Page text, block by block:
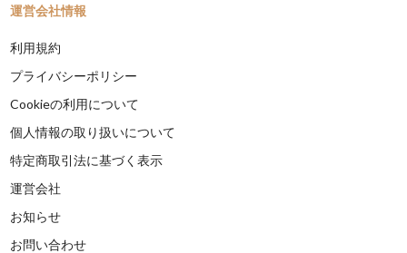
運営会社情報
利用規約
プライバシーポリシー
Cookieの利用について
個人情報の取り扱いについて
特定商取引法に基づく表示
運営会社
お知らせ
お問い合わせ